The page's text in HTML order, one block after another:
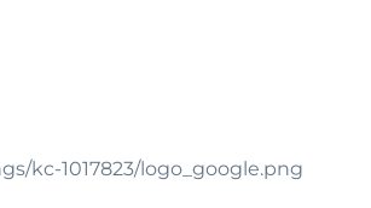
kc-1017823/logo_google.png